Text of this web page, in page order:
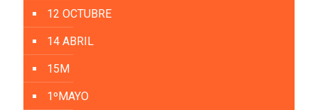
12 OCTUBRE
14 ABRIL
15M
1ºMAYO